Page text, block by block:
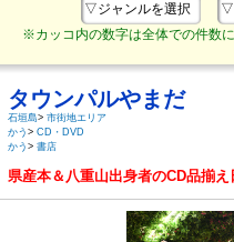
▽ジャンルを選択
▽
※カッコ内の数字は全体での件数に
タウンパルやまだ
石垣島> 市街地エリア
かう > CD・DVD
かう > 書店
県産本＆八重山出身者のCD品揃え